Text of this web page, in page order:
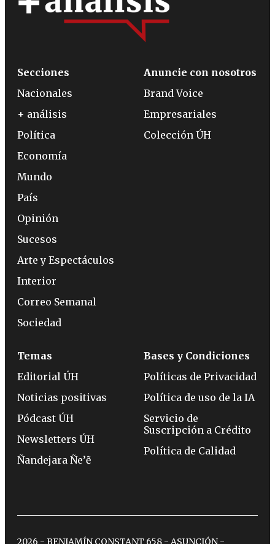
Secciones
Nacionales
+ análisis
Política
Economía
Mundo
País
Opinión
Sucesos
Arte y Espectáculos
Interior
Correo Semanal
Sociedad
Anuncie con nosotros
Brand Voice
Empresariales
Colección ÚH
Temas
Editorial ÚH
Noticias positivas
Pódcast ÚH
Newsletters ÚH
Ñandejara Ñe’ẽ
Bases y Condiciones
Políticas de Privacidad
Política de uso de la IA
Servicio de
Suscripción a Crédito
Política de Calidad